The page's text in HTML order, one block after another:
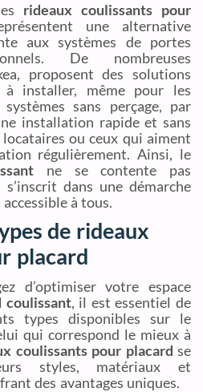
rideaux coulissants pour
une alternative
aux systèmes de portes
De nombreuses
proposent des solutions
à installer, même pour les
sans perçage, par
installation rapide et sans
ou ceux qui aiment
régulièrement. Ainsi, le
ne se contente pas
s’inscrit dans une démarche
à tous.
de rideaux
placard
d’optimiser votre espace
coulissant, il est essentiel de
types disponibles sur le
qui correspond le mieux à
coulissants pour placard se
styles, matériaux et
des avantages uniques.